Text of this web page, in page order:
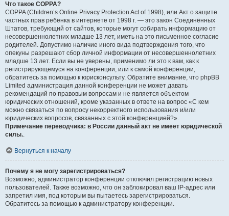
Что такое COPPA?
COPPA (Children’s Online Privacy Protection Act of 1998), или Акт о защите
частных прав ребёнка в интернете от 1998 г. — это закон Соединённых
Штатов, требующий от сайтов, которые могут собирать информацию от
несовершеннолетних младше 13 лет, иметь на это письменное согласие
родителей. Допустимо наличие иного вида подтверждения того, что
опекуны разрешают сбор личной информации от несовершеннолетних
младше 13 лет. Если вы не уверены, применимо ли это к вам, как к
регистрирующемуся на конференции, или к самой конференции,
обратитесь за помощью к юрисконсульту. Обратите внимание, что phpBB
Limited администрация данной конференции не может давать
рекомендаций по правовым вопросам и не является объектом
юридических отношений, кроме указанных в ответе на вопрос «С кем
можно связаться по вопросу некорректного использования и/или
юридических вопросов, связанных с этой конференцией?».
Примечание переводчика: в России данный акт не имеет юридической
силы..
Вернуться к началу
Почему я не могу зарегистрироваться?
Возможно, администратор конференции отключил регистрацию новых
пользователей. Также возможно, что он заблокировал ваш IP-адрес или
запретил имя, под которым вы пытаетесь зарегистрироваться.
Обратитесь за помощью к администратору конференции.